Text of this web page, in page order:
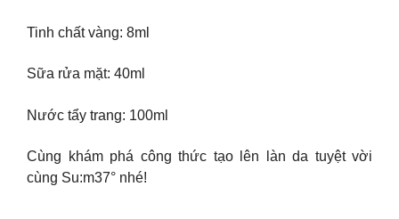
Tinh chất vàng: 8ml
Sữa rửa mặt: 40ml
Nước tẩy trang: 100ml
Cùng khám phá công thức tạo lên làn da tuyệt vời
cùng Su:m37° nhé!